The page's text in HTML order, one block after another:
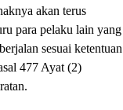
akan terus
para pelaku lain yang
sesuai ketentuan
477 Ayat (2)